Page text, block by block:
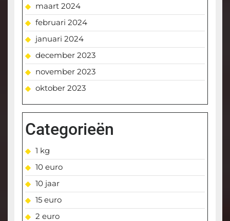
maart 2024
februari 2024
januari 2024
december 2023
november 2023
oktober 2023
Categorieën
1 kg
10 euro
10 jaar
15 euro
2 euro